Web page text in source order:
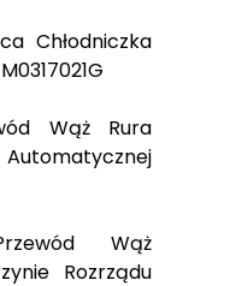
Chłodniczka
Wąż Rura
Wąż
Rozrządu